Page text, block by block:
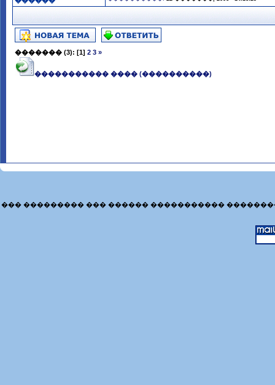
������� (3): [1] 2 3 »
����������� ���� (����������)
��� ��������� ��� ������ �����������